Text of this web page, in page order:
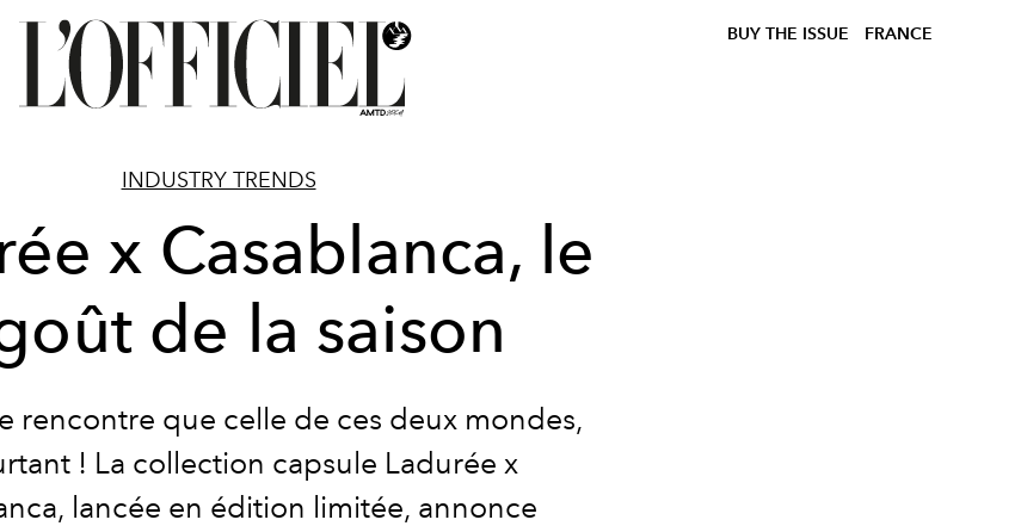
BUY THE ISSUE FRANCE
INDUSTRY TRENDS
x Casablanca, le
de la saison
rencontre que celle de ces deux mondes,
! La collection capsule Ladurée x
lancée en édition limitée, annonce